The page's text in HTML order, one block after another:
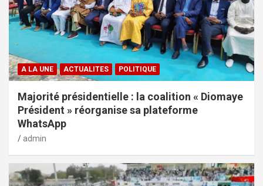
A LA UNE ACTUALITES POLITIQUE
Majorité présidentielle : la coalition « Diomaye
Président » réorganise sa plateforme
WhatsApp
admin